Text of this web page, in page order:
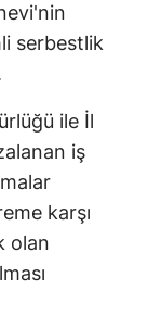
serbestlik
ile İl
iş
karşı
olan